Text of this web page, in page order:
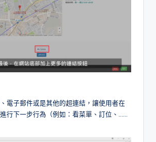
電子郵件或是其他的超連結，讓使用者在
行下一步行為（例如：看菜單、訂位、……